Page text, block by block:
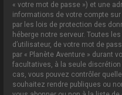
« votre mot de passe ») et une
informations de votre compte
par les lois de protection des
héberge notre serveur. Toutes
d’utilisateur, de votre mot de
par « Planète Aventure » durant
facultatives, à la seule discrétion
cas, vous pouvez contrôler
souhaitez rendre publiques ou